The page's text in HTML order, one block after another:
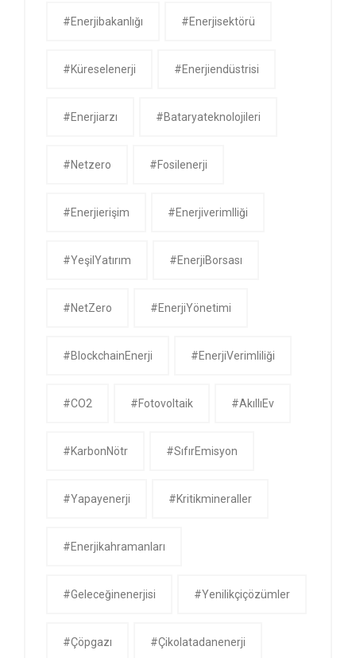
#enerjibakanlığı #enerjisektörü
#küreselenerji #enerjiendüstrisi
#enerjiarzı #bataryateknolojileri
#netzero #fosilenerji
#enerjierişim #enerjiverimlliği
#YeşilYatırım #EnerjiBorsası
#NetZero #EnerjiYönetimi
#BlockchainEnerji #EnerjiVerimliliği
#CO2 #Fotovoltaik #AkıllıEv
#KarbonNötr #SıfırEmisyon
#yapayenerji #kritikmineraller
#enerjikahramanları
#geleceğinenerjisi #yenilikçiçözümler
#çöpgazı #çikolatadanenerji